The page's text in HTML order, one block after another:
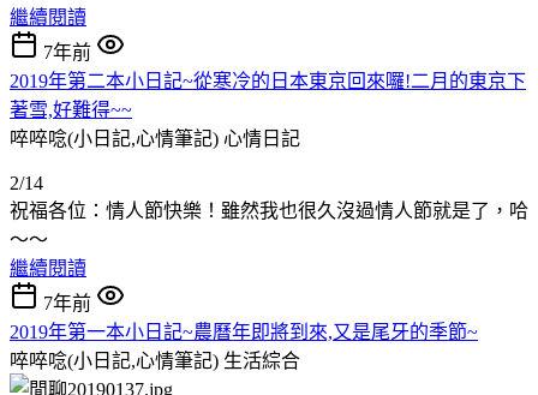
繼續閱讀
7年前
2019年第二本小日記~從寒冷的日本東京回來囉!二月的東京下
著雪,好難得~~
啐啐唸(小日記,心情筆記) 心情日記
2/14
祝福各位：情人節快樂！雖然我也很久沒過情人節就是了，哈
～～
繼續閱讀
7年前
2019年第一本小日記~農曆年即將到來,又是尾牙的季節~
啐啐唸(小日記,心情筆記) 生活綜合